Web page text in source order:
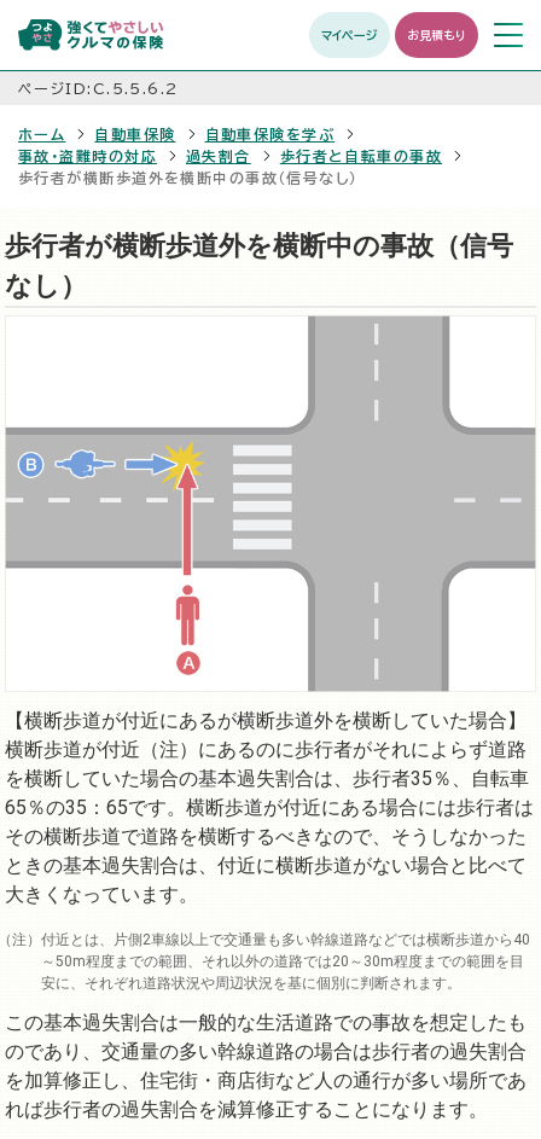
マイページ お見積もり メニュ
開く
ページID:C.5.5.6.2
ホーム 自動車保険
自動車保険を学ぶ
事故・盗難時の対応
過失割合
歩行者と自転車の事故
歩行者が横断歩道外を横断中の事故（信号なし）
歩行者が横断歩道外を横断中の事故（信号
なし）
【横断歩道が付近にあるが横断歩道外を横断していた場合】
横断歩道が付近（注）にあるのに歩行者がそれによらず道路
を横断していた場合の基本過失割合は、歩行者35％、自転車
65％の35：65です。横断歩道が付近にある場合には歩行者は
その横断歩道で道路を横断するべきなので、そうしなかった
ときの基本過失割合は、付近に横断歩道がない場合と比べて
大きくなっています。
付近とは、片側2車線以上で交通量も多い幹線道路などでは横断歩道から40
～50m程度までの範囲、それ以外の道路では20～30m程度までの範囲を目
安に、それぞれ道路状況や周辺状況を基に個別に判断されます。
この基本過失割合は一般的な生活道路での事故を想定したも
のであり、交通量の多い幹線道路の場合は歩行者の過失割合
を加算修正し、住宅街・商店街など人の通行が多い場所であ
れば歩行者の過失割合を減算修正することになります。